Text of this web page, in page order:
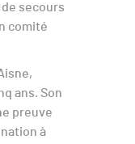
de secours
comité
ans. Son
preuve
à